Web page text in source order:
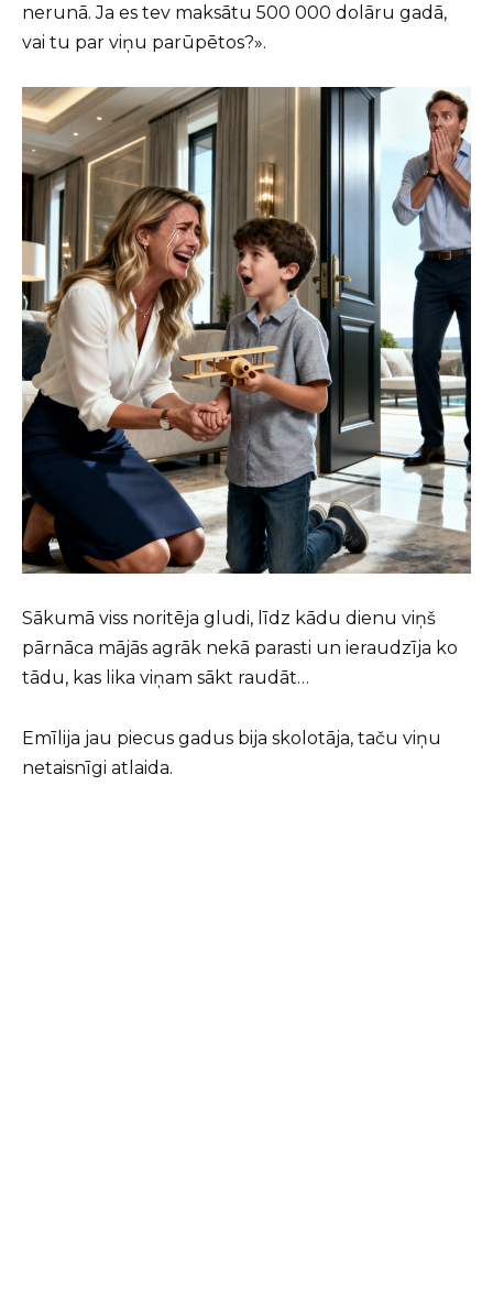
nerunā. Ja es tev maksātu 500 000 dolāru gadā,
vai tu par viņu parūpētos?».
Sākumā viss noritēja gludi, līdz kādu dienu viņš
pārnāca mājās agrāk nekā parasti un ieraudzīja ko
tādu, kas lika viņam sākt raudāt…
Emīlija jau piecus gadus bija skolotāja, taču viņu
netaisnīgi atlaida.